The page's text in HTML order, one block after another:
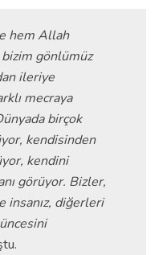
hem Allah
gönlümüz
ileriye
mecraya
birçok
kendisinden
kendini
görüyor. Bizler,
insanız, diğerleri